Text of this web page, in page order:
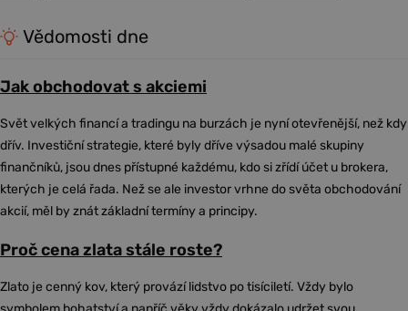
Vědomosti dne
Jak obchodovat s akciemi
Svět velkých financí a tradingu na burzách je nyní otevřenější, než kdy
dřív. Investiční strategie, které byly dříve výsadou malé skupiny
finančníků, jsou dnes přístupné každému, kdo si zřídí účet u brokera,
kterých je celá řada. Než se ale investor vrhne do světa obchodování
akcií, měl by znát základní termíny a principy.
Proč cena zlata stále roste?
Zlato je cenný kov, který provází lidstvo po tisíciletí. Vždy bylo